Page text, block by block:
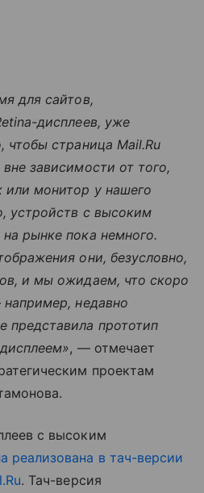
для сайтов,
дисплеев, уже
страница Mail.Ru
зависимости от того,
или монитор у нашего
устройств с высоким
рынке пока немного.
они, безусловно,
и мы ожидаем, что скоро
недавно
представила прототип
, — отмечает
проектам
с высоким
реализована в тач-версии
. Тач-версия